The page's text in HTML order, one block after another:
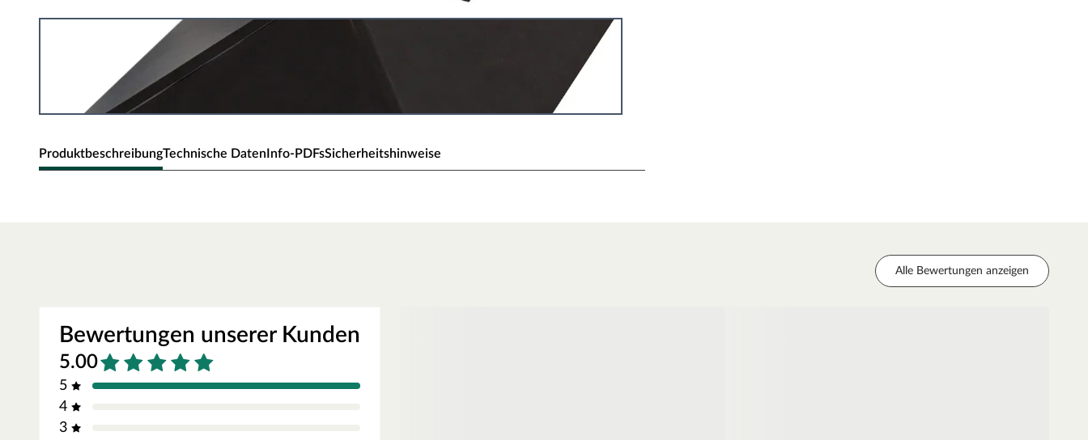
ProduktbeschreibungTechnische DatenInfo-PDFsSicherheitshinweise
Alle Bewertungen anzeigen
Bewertungen unserer Kunden
5.00
5
4
3